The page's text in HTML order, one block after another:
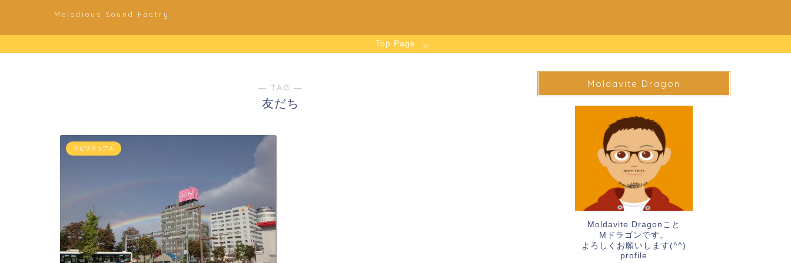
Melodious Sound Factry
Top Page
― TAG ―
友だち
スピリチュアル
Moldavite Dragon
Moldavite Dragonこと
Mドラゴンです。
よろしくお願いします(^^)
profile